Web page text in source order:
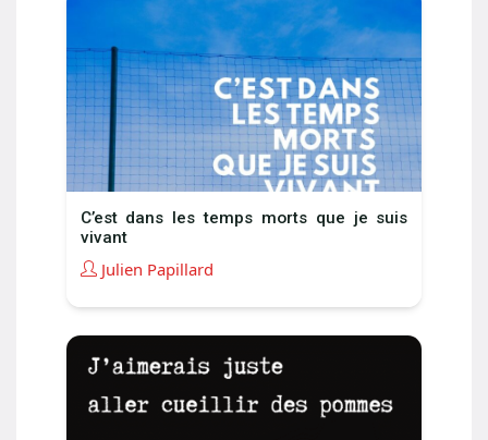
C’est dans les temps morts que je suis
vivant
Julien Papillard